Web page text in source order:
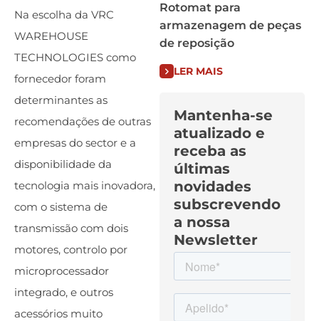
Na escolha da VRC
WAREHOUSE
TECHNOLOGIES como
fornecedor foram
determinantes as
recomendações de outras
empresas do sector e a
disponibilidade da
tecnologia mais inovadora,
com o sistema de
transmissão com dois
motores, controlo por
microprocessador
integrado, e outros
acessórios muito
Rotomat para
armazenagem de peças
de reposição
LER MAIS
Mantenha-se
atualizado e
receba as
últimas
novidades
subscrevendo
a nossa
Newsletter